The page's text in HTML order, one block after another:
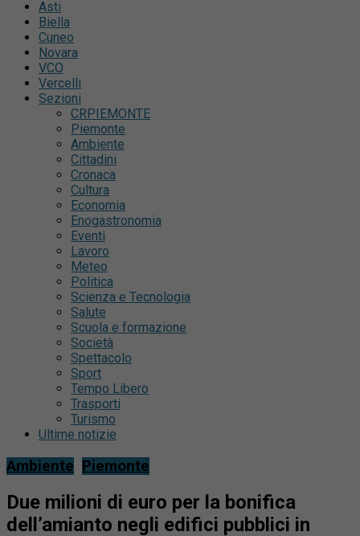
Asti
Biella
Cuneo
Novara
VCO
Vercelli
Sezioni
CRPIEMONTE
Piemonte
Ambiente
Cittadini
Cronaca
Cultura
Economia
Enogastronomia
Eventi
Lavoro
Meteo
Politica
Scienza e Tecnologia
Salute
Scuola e formazione
Società
Spettacolo
Sport
Tempo Libero
Trasporti
Turismo
Ultime notizie
Ambiente Piemonte
Due milioni di euro per la bonifica
dell’amianto negli edifici pubblici in